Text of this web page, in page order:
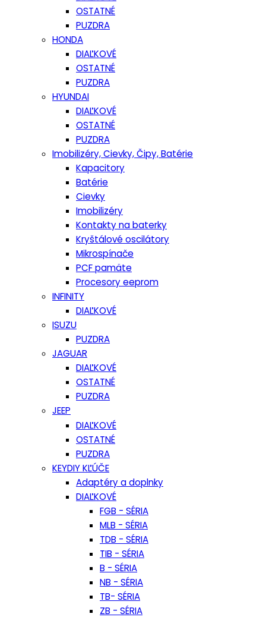
OSTATNÉ
PUZDRA
HONDA
DIAĽKOVÉ
OSTATNÉ
PUZDRA
HYUNDAI
DIAĽKOVÉ
OSTATNÉ
PUZDRA
Imobilizéry, Cievky, Čipy, Batérie
Kapacitory
Batérie
Cievky
Imobilizéry
Kontakty na baterky
Kryštálové oscilátory
Mikrospínače
PCF pamäte
Procesory eeprom
INFINITY
DIAĽKOVÉ
ISUZU
PUZDRA
JAGUAR
DIAĽKOVÉ
OSTATNÉ
PUZDRA
JEEP
DIAĽKOVÉ
OSTATNÉ
PUZDRA
KEYDIY KĽÚČE
Adaptéry a doplnky
DIAĽKOVÉ
FGB - SÉRIA
MLB - SÉRIA
TDB - SÉRIA
TIB - SÉRIA
B - SÉRIA
NB - SÉRIA
TB- SÉRIA
ZB - SÉRIA